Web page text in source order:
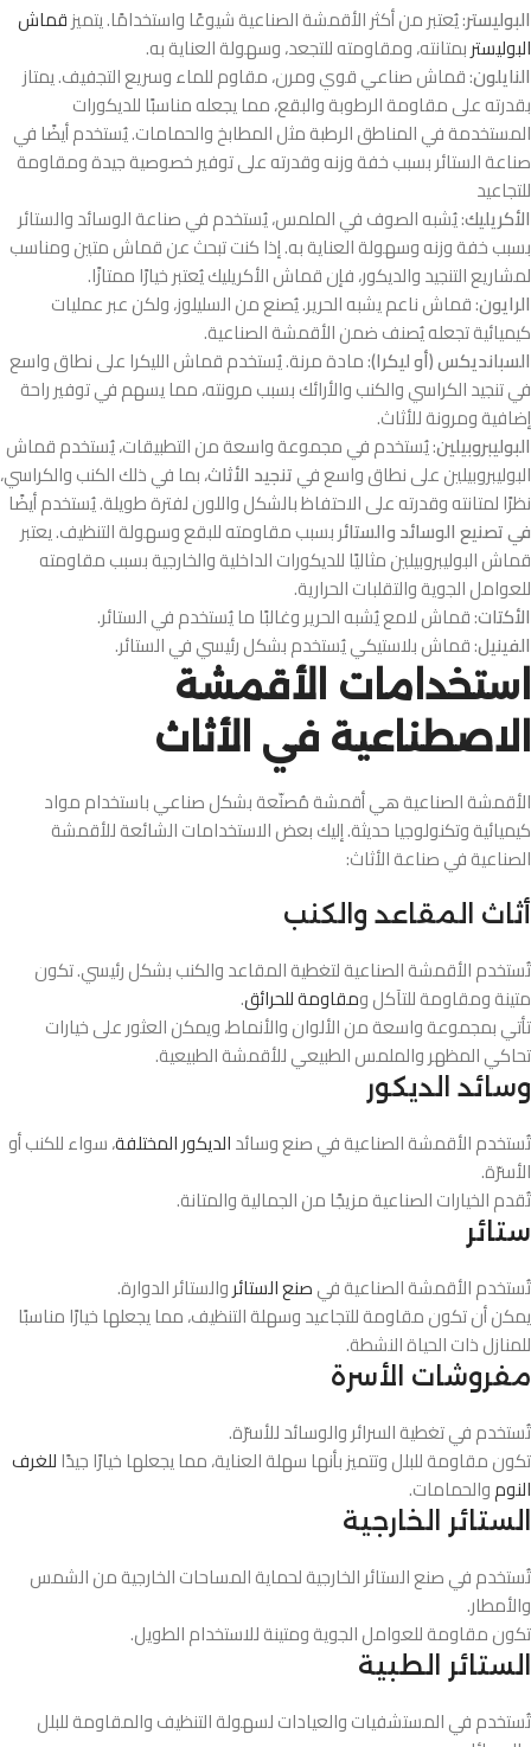
البوليستر: يُعتبر من أكثر الأقمشة الصناعية شيوعًا واستخدامًا. يتميزقماش
البوليستربمتانته، ومقاومته للتجعد، وسهولة العناية به.
النايلون: قماش صناعي قوي ومرن، مقاوم للماء وسريع التجفيف. يمتاز
بقدرته على مقاومة الرطوبة والبقع، مما يجعله مناسبًا للديكورات
المستخدمة في المناطق الرطبة مثل المطابخ والحمامات. يُستخدم أيضًا في
صناعة الستائر بسبب خفة وزنه وقدرته على توفير خصوصية جيدة ومقاومة
للتجاعيد
الأكريليك: يُشبه الصوف في الملمس، يُستخدم في صناعة الوسائد والستائر
بسبب خفة وزنه وسهولة العناية به. إذا كنت تبحث عن قماش متين ومناسب
لمشاريع التنجيد والديكور، فإن قماش الأكريليك يُعتبر خيارًا ممتازًا.
الرايون: قماش ناعم يشبه الحرير. يُصنع من السليلوز، ولكن عبر عمليات
كيميائية تجعله يُصنف ضمن الأقمشة الصناعية.
السبانديكس (أو ليكرا): مادة مرنة. يُستخدم قماش الليكرا على نطاق واسع
في تنجيد الكراسي والكنب والأرائك بسبب مرونته، مما يسهم في توفير راحة
إضافية ومرونة للأثاث.
البوليبروبيلين: يُستخدم في مجموعة واسعة من التطبيقات، يُستخدم قماش
البوليبروبيلين على نطاق واسع فيتنجيد الأثاث، بما في ذلك الكنب والكراسي،
نظرًا لمتانته وقدرته على الاحتفاظ بالشكل واللون لفترة طويلة. يُستخدم أيضًا
في تصنيع الوسائد والستائر بسبب مقاومته للبقع وسهولة التنظيف. يعتبر
قماش البوليبروبيلين مثاليًا للديكورات الداخلية والخارجية بسبب مقاومته
للعوامل الجوية والتقلبات الحرارية.
الأكتات: قماش لامع يُشبه الحرير وغالبًا ما يُستخدم في الستائر.
الفينيل: قماش بلاستيكي يُستخدم بشكل رئيسي في الستائر.
استخدامات الأقمشة
الاصطناعية في الأثاث
الأقمشة الصناعية هي أقمشة مُصنّعة بشكل صناعي باستخدام مواد
كيميائية وتكنولوجيا حديثة. إليك بعض الاستخدامات الشائعة للأقمشة
الصناعية في صناعة الأثاث:
أثاث المقاعد والكنب
تُستخدم الأقمشة الصناعية لتغطية المقاعد والكنب بشكل رئيسي. تكون
متينة ومقاومة للتآكل ومقاومة للحرائق.
تأتي بمجموعة واسعة من الألوان والأنماط، ويمكن العثور على خيارات
تحاكي المظهر والملمس الطبيعي للأقمشة الطبيعية.
وسائد الديكور
تُستخدم الأقمشة الصناعية في صنع وسائدالديكور المختلفة، سواء للكنب أو
الأسرّة.
تُقدم الخيارات الصناعية مزيجًا من الجمالية والمتانة.
ستائر
تُستخدم الأقمشة الصناعية فيصنع الستائروالستائر الدوارة.
يمكن أن تكون مقاومة للتجاعيد وسهلة التنظيف، مما يجعلها خيارًا مناسبًا
للمنازل ذات الحياة النشطة.
مفروشات الأسرة
تُستخدم في تغطية السرائر والوسائد للأسرّة.
تكون مقاومة للبلل وتتميز بأنها سهلة العناية، مما يجعلها خيارًا جيدًاللغرف
النوموالحمامات.
الستائر الخارجية
تُستخدم في صنع الستائر الخارجية لحماية المساحات الخارجية من الشمس
والأمطار.
تكون مقاومة للعوامل الجوية ومتينة للاستخدام الطويل.
الستائر الطبية
تُستخدم في المستشفيات والعيادات لسهولة التنظيف والمقاومة للبلل